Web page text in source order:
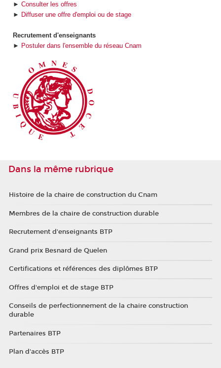
► Consulter les offres
► Diffuser une offre d'emploi ou de stage
Recrutement d'enseignants
► Postuler dans l'ensemble du réseau Cnam
Dans la même rubrique
Histoire de la chaire de construction du Cnam
Membres de la chaire de construction durable
Recrutement d'enseignants BTP
Grand prix Besnard de Quelen
Certifications et références des diplômes BTP
Offres d'emploi et de stage BTP
Conseils de perfectionnement de la chaire construction
durable
Partenaires BTP
Plan d'accès BTP